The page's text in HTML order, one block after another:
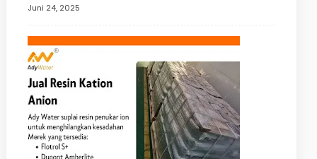
Juni 24, 2025